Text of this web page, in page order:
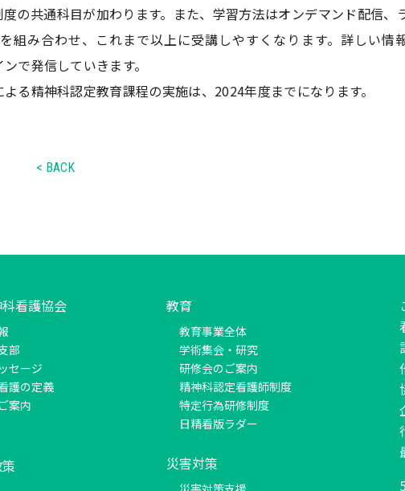
の共通科目が加わります。また、学習方法はオンデマンド配信、
組み合わせ、これまで以上に受講しやすくなります。詳しい情
で発信していきます。
る精神科認定教育課程の実施は、2024年度までになります。
< BACK
看護協会
部
セージ
護の定義
案内
教育
教育事業全体
学術集会・研究
研修会のご案内
精神科認定看護師制度
特定行為研修制度
日精看版ラダー
災害対策